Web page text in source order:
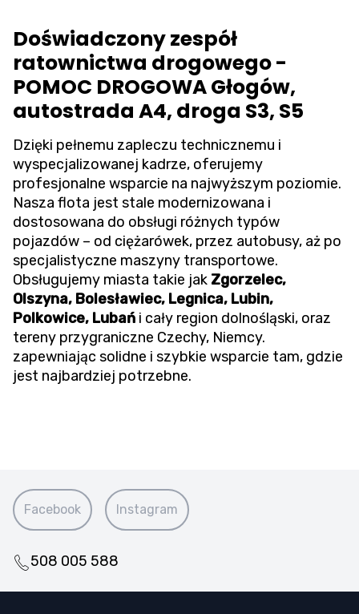
Doświadczony zespół
ratownictwa drogowego -
POMOC DROGOWA Głogów,
autostrada A4, droga S3, S5
Dzięki pełnemu zapleczu technicznemu i
wyspecjalizowanej kadrze, oferujemy
profesjonalne wsparcie na najwyższym poziomie.
Nasza flota jest stale modernizowana i
dostosowana do obsługi różnych typów
pojazdów – od ciężarówek, przez autobusy, aż po
specjalistyczne maszyny transportowe.
Obsługujemy miasta takie jak Zgorzelec,
Olszyna, Bolesławiec, Legnica, Lubin,
Polkowice, Lubań i cały region dolnośląski, oraz
tereny przygraniczne Czechy, Niemcy.
zapewniając solidne i szybkie wsparcie tam, gdzie
jest najbardziej potrzebne.
Facebook Instagram
508 005 588